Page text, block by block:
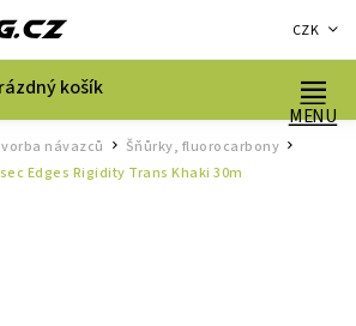
CZK
košík
návazců Šňůrky, fluorocarbony /
Edges Rigidity Trans Khaki 30m